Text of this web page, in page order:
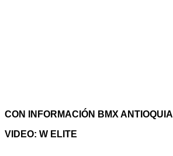
CON INFORMACIÓN BMX ANTIOQUIA
VIDEO: W ELITE